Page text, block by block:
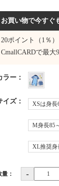
お買い物で今すぐ
20ポイント（1％）
CmallCARDで最大
ラー ：
イズ： XSは身長
M身長85
XL推奨身
量： -